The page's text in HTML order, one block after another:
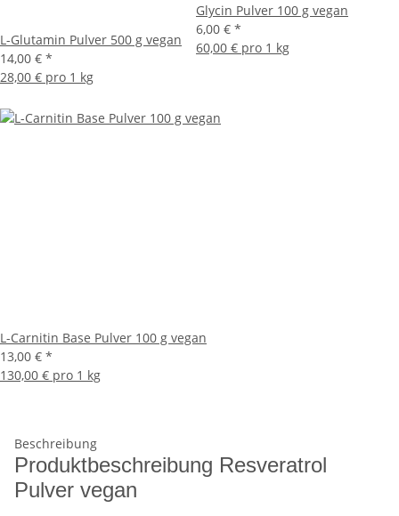
L-Glutamin Pulver 500 g vegan
14,00 € *
28,00 € pro 1 kg
Glycin Pulver 100 g vegan
6,00 € *
60,00 € pro 1 kg
L-Carnitin Base Pulver 100 g vegan
13,00 € *
130,00 € pro 1 kg
Beschreibung
Produktbeschreibung Resveratrol
Pulver vegan